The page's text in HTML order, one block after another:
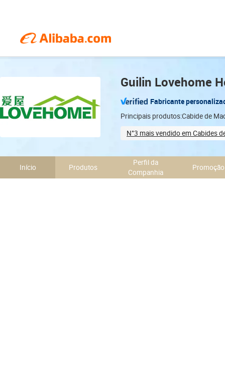
Guilin Lovehome
Fabricante
Principais produtos:Cabide de
N°3 mais vendido em Cabides
Início Produtos
Perfil da
Companhia
Promoção